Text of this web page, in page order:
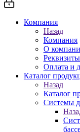
Компания
Назад
Компания
О
Оплата и
Каталог
Назад
Каталог
Системы